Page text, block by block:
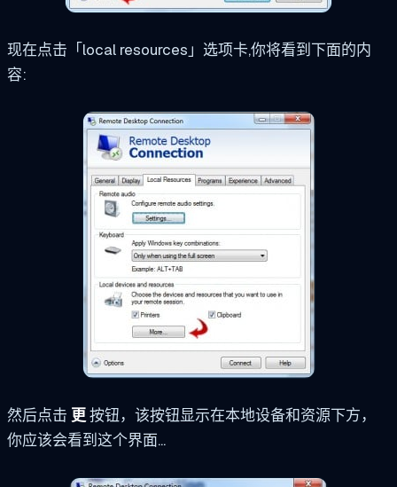
现在点击「local resources」选项卡,你将看到下面的内
容:
然后点击 更按钮，该按钮显示在本地设备和资源下方，
你应该会看到这个界面...